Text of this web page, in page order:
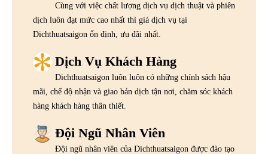
Cùng với việc chất lượng dịch vụ dịch thuật và phiên
dịch luôn đạt mức cao nhất thì giá dịch vụ tại
Dichthuatsaigon ổn định, ưu đãi nhất.
Dịch Vụ Khách Hàng
Dichthuatsaigon luôn luôn có những chính sách hậu
mãi, chế độ nhận và giao bản dịch tận nơi, chăm sóc khách
hàng khách hàng thân thiết.
Đội Ngũ Nhân Viên
Đội ngũ nhân viên của Dichthuatsaigon được đào tạo